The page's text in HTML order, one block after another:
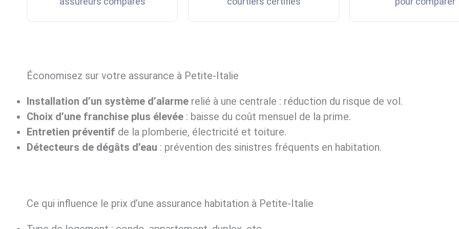
Économisez sur votre assurance à Petite-Italie
Installation d’un système d’alarme relié à une centrale : réduction du risque de vol.
Choix d’une franchise plus élevée : baisse du coût mensuel de la prime.
Entretien préventif de la plomberie, électricité et toiture.
Détecteurs de dégâts d’eau : prévention des sinistres fréquents en habitation.
Ce qui influence le prix d’une assurance habitation à Petite-Italie